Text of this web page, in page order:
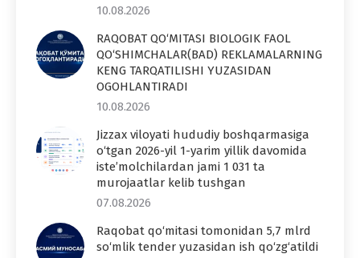
10.08.2026
RAQOBAT QO‘MITASI BIOLOGIK FAOL
QO‘SHIMCHALAR(BAD) REKLAMALARNING
KENG TARQATILISHI YUZASIDAN
OGOHLANTIRADI
10.08.2026
Jizzax viloyati hududiy boshqarmasiga
o‘tgan 2026-yil 1-yarim yillik davomida
iste’molchilardan jami 1 031 ta
murojaatlar kelib tushgan
07.08.2026
Raqobat qo‘mitasi tomonidan 5,7 mlrd
so‘mlik tender yuzasidan ish qo‘zg‘atildi